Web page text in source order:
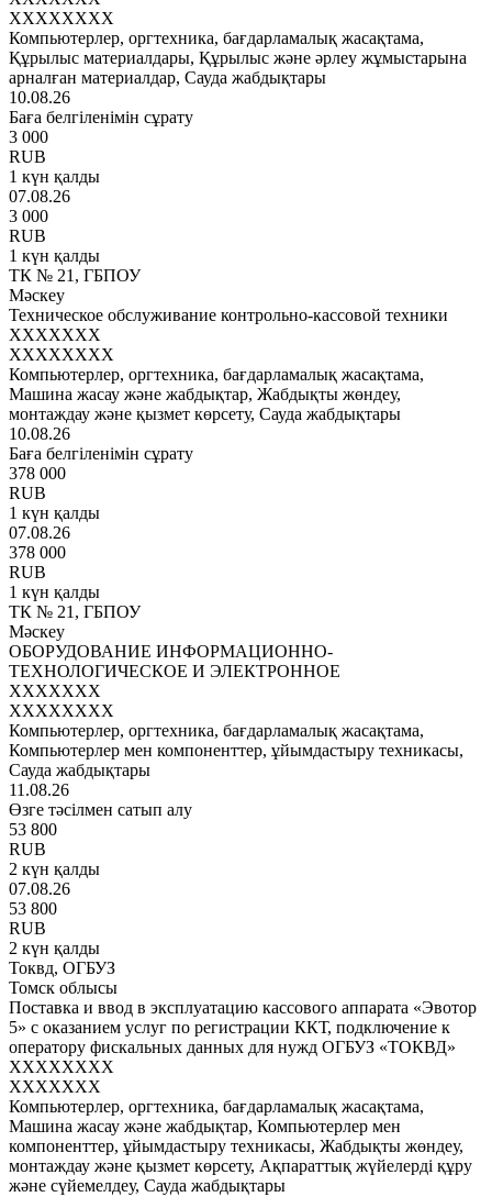
XXXXXXXX
Компьютерлер, оргтехника, бағдарламалық жасақтама,
Құрылыс материалдары, Құрылыс және әрлеу жұмыстарына
арналған материалдар, Сауда жабдықтары
10.08.26
Баға белгіленімін сұрату
3 000
RUB
1 күн қалды
07.08.26
3 000
RUB
1 күн қалды
ТК № 21, ГБПОУ
Мәскеу
Техническое обслуживание контрольно-кассовой техники
XXXXXXX
XXXXXXXX
Компьютерлер, оргтехника, бағдарламалық жасақтама,
Машина жасау және жабдықтар, Жабдықты жөндеу,
монтаждау және қызмет көрсету, Сауда жабдықтары
10.08.26
Баға белгіленімін сұрату
378 000
RUB
1 күн қалды
07.08.26
378 000
RUB
1 күн қалды
ТК № 21, ГБПОУ
Мәскеу
ОБОРУДОВАНИЕ ИНФОРМАЦИОННО-
ТЕХНОЛОГИЧЕСКОЕ И ЭЛЕКТРОННОЕ
XXXXXXX
XXXXXXXX
Компьютерлер, оргтехника, бағдарламалық жасақтама,
Компьютерлер мен компоненттер, ұйымдастыру техникасы,
Сауда жабдықтары
11.08.26
Өзге тәсілмен сатып алу
53 800
RUB
2 күн қалды
07.08.26
53 800
RUB
2 күн қалды
Токвд, ОГБУЗ
Томск облысы
Поставка и ввод в эксплуатацию кассового аппарата «Эвотор
5» с оказанием услуг по регистрации ККТ, подключение к
оператору фискальных данных для нужд ОГБУЗ «ТОКВД»
XXXXXXXX
XXXXXXX
Компьютерлер, оргтехника, бағдарламалық жасақтама,
Машина жасау және жабдықтар, Компьютерлер мен
компоненттер, ұйымдастыру техникасы, Жабдықты жөндеу,
монтаждау және қызмет көрсету, Ақпараттық жүйелерді құру
және сүйемелдеу, Сауда жабдықтары